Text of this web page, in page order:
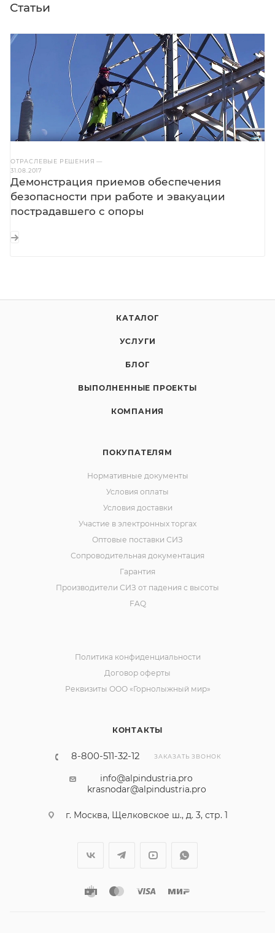
Статьи
ОТРАСЛЕВЫЕ РЕШЕНИЯ—
31.08.2017
Демонстрация приемов обеспечения
безопасности при работе и эвакуации
пострадавшего с опоры
КАТАЛОГ
УСЛУГИ
БЛОГ
ВЫПОЛНЕННЫЕ ПРОЕКТЫ
КОМПАНИЯ
ПОКУПАТЕЛЯМ
Нормативные документы
Условия оплаты
Условия доставки
Участие в электронных торгах
Оптовые поставки СИЗ
Сопроводительная документация
Гарантия
Производители СИЗ от падения с высоты
FAQ
КОНТАКТЫ
8-800-511-32-12 ЗАКАЗАТЬ ЗВОНОК
info@alpindustria.pro
krasnodar@alpindustria.pro
г. Москва, Щелковское ш., д. 3, стр. 1
Политика конфиденциальности
Договор оферты
Реквизиты ООО «Горнолыжный мир»